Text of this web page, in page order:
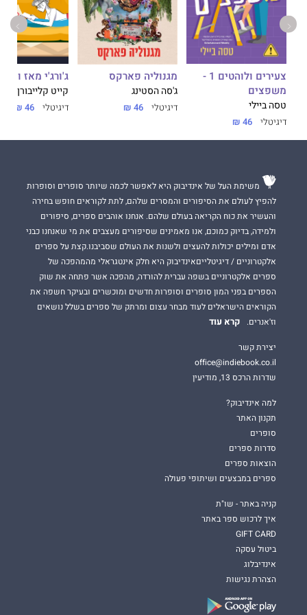
המנתחת היחידה שיכולה להציל את חייה של אחותו.
וכששניהם מתעמתים, הדעות הקדומות שלהם מתמוססות כמו חוטי
סוכר על אחד הקינוחים
המטריפים של די ג׳יי. אבל עתיד להתענג עליו, מחייב התמודדות
אמיצה עם העבר...
משפחה שמנסה לבנות את ביתה בארץ חדשה.
צעירים ולוהטים 1 -
משפצים
טסה ביילי
דיגיטלי 46 ₪
מגנוליה פארקס
ג'סה הסטינג
דיגיטלי 46 ₪
ג'ורג'י מאז
קייט קלייבורן
דיגיטלי 46 ₪
משימת העל של אינדיבוק היא לאפשר לכמה שיותר סופרים וסופרות
להפיץ לעולם את הסיפורים והמסרים שלהם, לתת לקוראים חופש בחירה
והעשיר את כוח הקריאה בעולם שלהם. אנחנו אוהבים ספרים, סיפורים
ולמידה, בדיוק כמוכם, אנו מאמינים שסיפורים מעצבים את מי שאנחנו כבני
אדם ומילים יכולות להעצים ולשנות את העולם שסביבנו.קצת על ספרים
אלקטרוניים / דיגיטלייםאינדיבוק היא חלק אינטגראלי מהמהפכה של
ספרים אלקטרוניים בשפה עברית להורדה, מהפכה אשר פתחה את שוק
הספרים בפני המון סופרים וסופרות חדשים ומוכשרים ובעיקר חשפה את
הקוראים הישראלים לעוד מבחר עצום ומרתק של ספרים בשלל נושאים
וז'אנרים.
קרא עוד
יצירת קשר
office@indiebook.co.il
שדרות הרכס 13, מודיעין
למה אינדיבוק?
תקנון האתר
סופרים
סדרות ספרים
הוצאות ספרים
ספרים במבצעים ושיתופי פעולה
קניה באתר - שו"ת
איך לרכוש ספר באתר
GIFT CARD
ביטול עסקה
אינדיבלוג
הצהרת נגישות